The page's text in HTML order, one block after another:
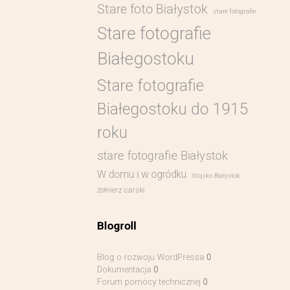
Stare foto Białystok stare fotografie
Stare fotografie
Białegostoku
Stare fotografie
Białegostoku do 1915
roku
stare fotografie Białystok
W domu i w ogródku Wojsko Białystok
żołnierz carski
Blogroll
Blog o rozwoju WordPressa 0
Dokumentacja 0
Forum pomocy technicznej 0